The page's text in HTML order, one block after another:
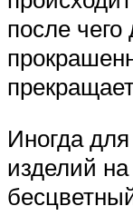
после чего
Иногда
изделий